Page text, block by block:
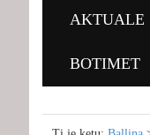
AKTUALE
BOTIMET